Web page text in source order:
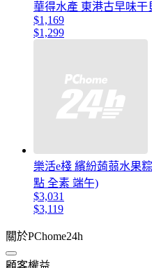
華得水產 東港古早味干
$1,169
$1,299
樂活e棧 繽紛蒟蒻水果
點 全素 端午)
$3,031
$3,119
關於PChome24h